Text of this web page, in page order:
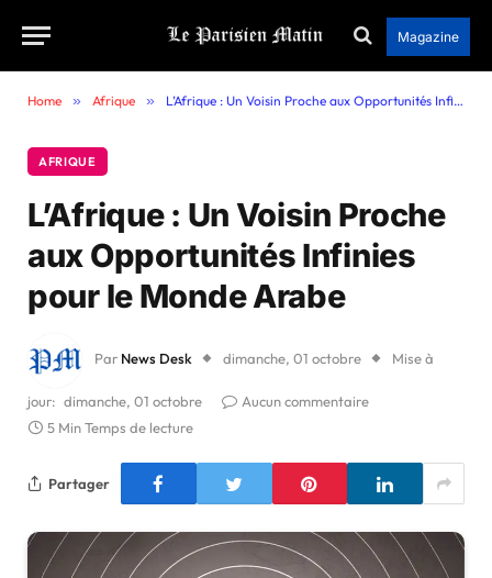
Magazine
Home » Afrique » L’Afrique : Un Voisin Proche aux Opportunités Infinies pour le Monde Arabe
AFRIQUE
L’Afrique : Un Voisin Proche
aux Opportunités Infinies
pour le Monde Arabe
Par News Desk dimanche, 01 octobre Mise à
jour: dimanche, 01 octobre
Aucun commentaire
5 Min Temps de lecture
Partager